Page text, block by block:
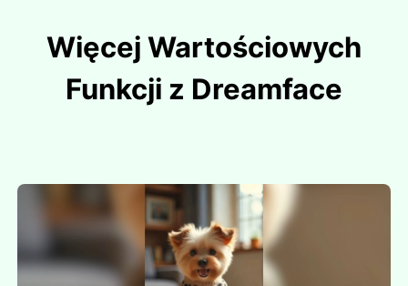
Więcej Wartościowych
Funkcji z Dreamface